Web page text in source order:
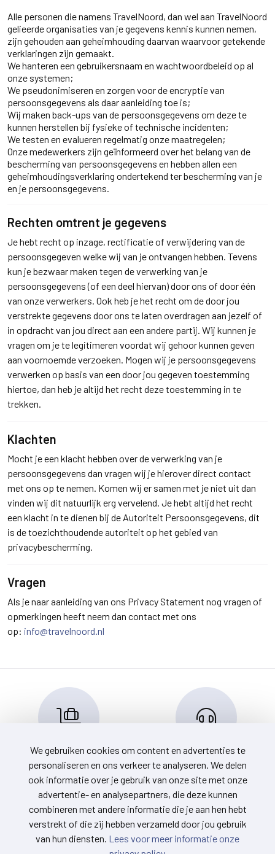
Alle personen die namens TravelNoord, dan wel aan TravelNoord
gelieerde organisaties van je gegevens kennis kunnen nemen,
zijn gehouden aan geheimhouding daarvan waarvoor getekende
verklaringen zijn gemaakt.
We hanteren een gebruikersnaam en wachtwoordbeleid op al
onze systemen;
We pseudonimiseren en zorgen voor de encryptie van
persoonsgegevens als daar aanleiding toe is;
Wij maken back-ups van de persoonsgegevens om deze te
kunnen herstellen bij fysieke of technische incidenten;
We testen en evalueren regelmatig onze maatregelen;
Onze medewerkers zijn geïnformeerd over het belang van de
bescherming van persoonsgegevens en hebben allen een
geheimhoudingsverklaring ondertekend ter bescherming van je
en je persoonsgegevens.
Rechten omtrent je gegevens
Je hebt recht op inzage, rectificatie of verwijdering van de
persoonsgegeven welke wij van je ontvangen hebben. Tevens
kun je bezwaar maken tegen de verwerking van je
persoonsgegevens (of een deel hiervan) door ons of door één
van onze verwerkers. Ook heb je het recht om de door jou
verstrekte gegevens door ons te laten overdragen aan jezelf of
in opdracht van jou direct aan een andere partij. Wij kunnen je
vragen om je te legitimeren voordat wij gehoor kunnen geven
aan voornoemde verzoeken. Mogen wij je persoonsgegevens
verwerken op basis van een door jou gegeven toestemming
hiertoe, dan heb je altijd het recht deze toestemming in te
trekken.
Klachten
Mocht je een klacht hebben over de verwerking van je
persoonsgegevens dan vragen wij je hierover direct contact
met ons op te nemen. Komen wij er samen met je niet uit dan
vinden wij dit natuurlijk erg vervelend. Je hebt altijd het recht
een klacht in te dienen bij de Autoriteit Persoonsgegevens, dit
is de toezichthoudende autoriteit op het gebied van
privacybescherming.
Vragen
Als je naar aanleiding van ons Privacy Statement nog vragen of
opmerkingen heeft neem dan contact met ons
op: info@travelnoord.nl
Reserveren en info
info@travelnoord.nl
Klantenservice
088-0580500
We gebruiken cookies om content en advertenties te
personaliseren en ons verkeer te analyseren. We delen
ook informatie over je gebruik van onze site met onze
advertentie- en analysepartners, die deze kunnen
combineren met andere informatie die je aan hen hebt
verstrekt of die zij hebben verzameld door jou gebruik
van hun diensten. Lees voor meer informatie onze